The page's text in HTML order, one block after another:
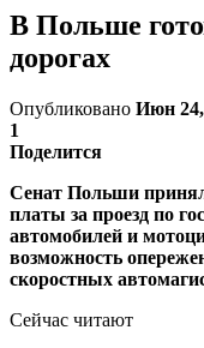
В Польше
дорогах
Опубликовано Июн 24,
1
Поделится
Сенат Польши
платы за проезд по
автомобилей и
возможность
скоростных
Сейчас читают